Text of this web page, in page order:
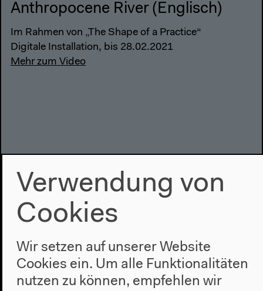
Anthropocene River (Englisch)
Im Rahmen von „The Shape of a Practice“
Digitale Installation, bis 28.02.2021
Mehr zum Video
Verwendung von
Cookies
Wir setzen auf unserer Website
Cookies ein. Um alle Funktionalitäten
nutzen zu können, empfehlen wir